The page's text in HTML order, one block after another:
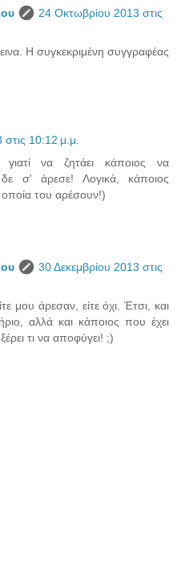
24 Οκτωβρίου 2013 στις
Η συγκεκριμένη συγγραφέας
10:12 μ.μ.
να ζητάει κάποιος να
σ' άρεσε! Λογικά, κάποιος
του αρέσουν!)
30 Δεκεμβρίου 2013 στις
μου άρεσαν, είτε όχι. Έτσι, και
αλλά και κάποιος που έχει
τι να αποφύγει! ;)